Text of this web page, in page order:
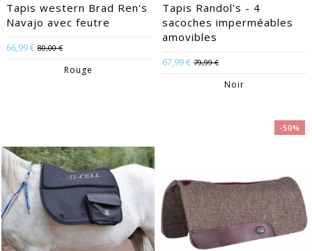
Tapis western Brad Ren's
Navajo avec feutre
66,99 € 80,00 €
Rouge
Tapis Randol's - 4
sacoches imperméables
amovibles
67,99 € 79,99 €
Noir
-50%